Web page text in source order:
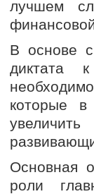
лучшем
В основе
диктата
которые в
Основная
роли